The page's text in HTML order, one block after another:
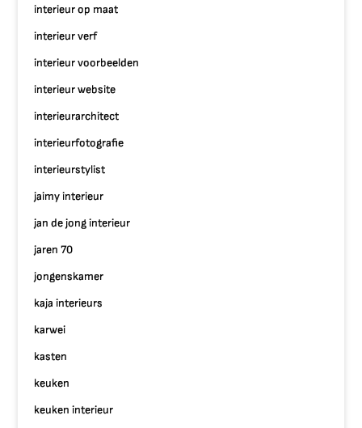
interieur op maat
interieur verf
interieur voorbeelden
interieur website
interieurarchitect
interieurfotografie
interieurstylist
jaimy interieur
jan de jong interieur
jaren 70
jongenskamer
kaja interieurs
karwei
kasten
keuken
keuken interieur